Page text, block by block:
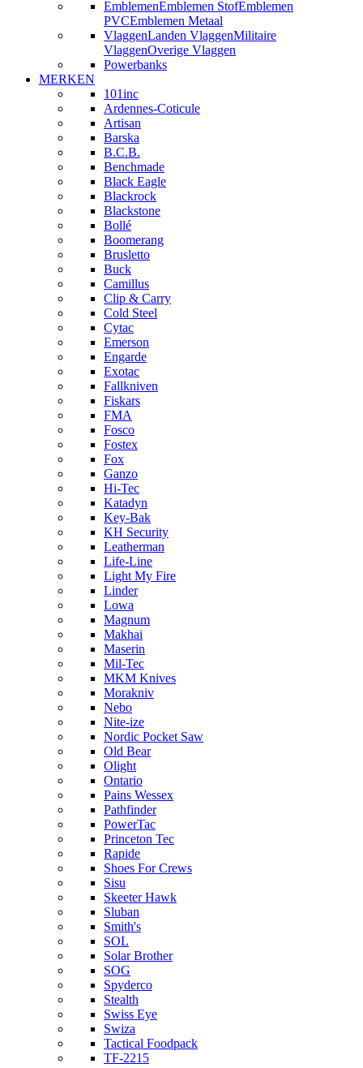
EmblemenEmblemen StofEmblemen
PVCEmblemen Metaal
VlaggenLanden VlaggenMilitaire
VlaggenOverige Vlaggen
Powerbanks
MERKEN
101inc
Ardennes-Coticule
Artisan
Barska
B.C.B.
Benchmade
Black Eagle
Blackrock
Blackstone
Bollé
Boomerang
Brusletto
Buck
Camillus
Clip & Carry
Cold Steel
Cytac
Emerson
Engarde
Exotac
Fallkniven
Fiskars
FMA
Fosco
Fostex
Fox
Ganzo
Hi-Tec
Katadyn
Key-Bak
KH Security
Leatherman
Life-Line
Light My Fire
Linder
Lowa
Magnum
Makhai
Maserin
Mil-Tec
MKM Knives
Morakniv
Nebo
Nite-ize
Nordic Pocket Saw
Old Bear
Olight
Ontario
Pains Wessex
Pathfinder
PowerTac
Princeton Tec
Rapide
Shoes For Crews
Sisu
Skeeter Hawk
Sluban
Smith's
SOL
Solar Brother
SOG
Spyderco
Stealth
Swiss Eye
Swiza
Tactical Foodpack
TF-2215